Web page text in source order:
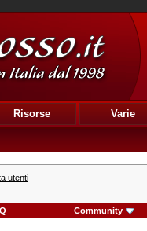
Risorse Varie
utenti
Community